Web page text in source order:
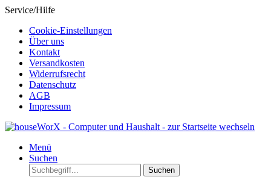
Service/Hilfe
Cookie-Einstellungen
Über uns
Kontakt
Versandkosten
Widerrufsrecht
Datenschutz
AGB
Impressum
Menü
Suchen
Suchen